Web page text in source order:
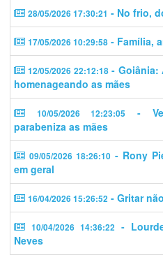
28/05/2026 17:30:21 - No frio,
17/05/2026 10:29:58 - Família,
12/05/2026 22:12:18- Goiânia:
homenageando as mães
10/05/2026 12:23:05
-
parabeniza as mães
09/05/2026 18:26:10 - Rony
em geral
16/04/2026 15:26:52 - Gritar
10/04/2026 14:36:22 -
Neves